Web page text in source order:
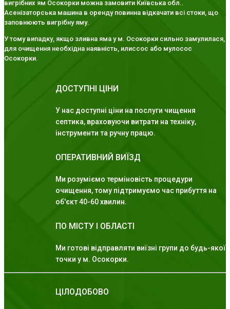
вигрібних ям Осокорки можна замовити Київська обл..
Асенізаторська машина в оренду повинна відкачати всі стоки, що
заповнюють вигрібну яму.
У тому випадку, якщо зливна яма у м. Осокорки сильно замулилася,
для очищення необхідна наявність, илиссос або мулосос
Осокорки.
ДОСТУПНІ ЦІНИ
У нас доступні ціни на послуги чищення
септика, враховуючи витрати на техніку,
інструменти та ручну працю.
ОПЕРАТИВНИЙ ВИЇЗД
Ми розуміємо терміновість процедури
очищення, тому підтримуємо час прибуття на
об'єкт 40-60 хвилин.
ПО МІСТУ І ОБЛАСТІ
Ми готові відправляти виїзні групи до будь-якої
точки у м. Осокорки.
ЦІЛОДОБОВО